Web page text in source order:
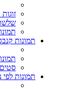
תמונות
תמונות לפי